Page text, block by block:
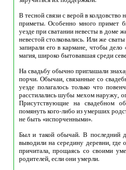
В тесной связи с верой в колдовство
приметы. Особенно много примет
уезде при сватании невесты в доме
невестой столковались. Или же
запирали его в кармане, чтобы дело
магия, широко бытовавшая среди
На свадьбу обычно приглашали
порчи. Обычаи, связанные со
уезде полагалось только что
расстилались шубы мехом наружу,
Присутствующие на свадебном
помянуть кого-либо из умерших
не быть «испорченными».
Был и такой обычай. В последний
выводили на середину деревни,
причитала, прощаясь со своими
родителей, если они умерли.